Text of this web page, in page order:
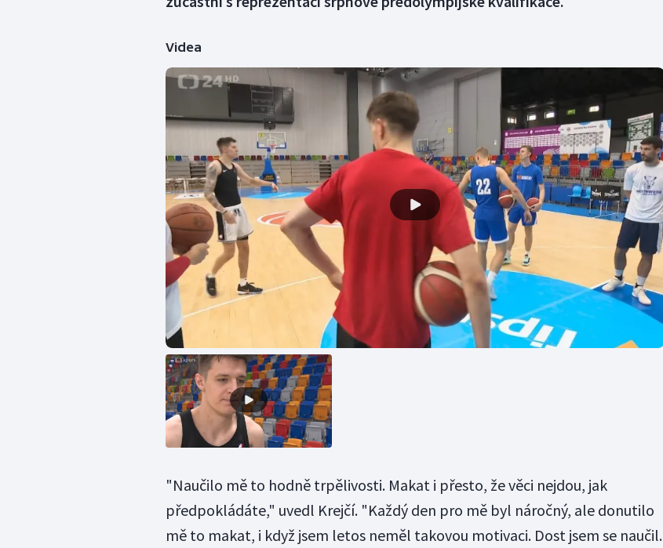
Videa
"Naučilo mě to hodně trpělivosti. Makat i přesto, že věci nejdou, jak
předpokládáte," uvedl Krejčí. "Každý den pro mě byl náročný, ale donutilo
mě to makat, i když jsem letos neměl takovou motivaci. Dost jsem se naučil.